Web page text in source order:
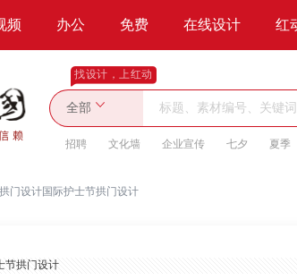
频 办公 免费 在线设计 红
找设计，上红动
全部
招聘 文化墙 企业宣传 七夕 夏季
门设计国际护士节拱门设计